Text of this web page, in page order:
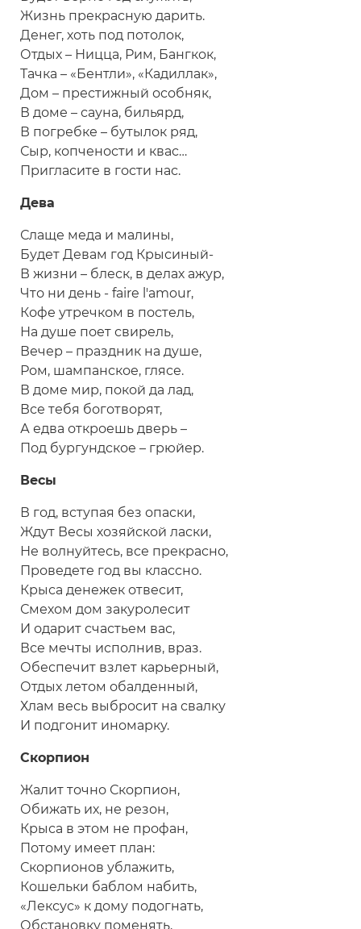
Жизнь прекрасную дарить.
Денег, хоть под потолок,
Отдых – Ницца, Рим, Бангкок,
Тачка – «Бентли», «Кадиллак»,
Дом – престижный особняк,
В доме – сауна, бильярд,
В погребке – бутылок ряд,
Сыр, копчености и квас…
Пригласите в гости нас.
Дева
Слаще меда и малины,
Будет Девам год Крысиный-
В жизни – блеск, в делах ажур,
Что ни день - faire l'amour,
Кофе утречком в постель,
На душе поет свирель,
Вечер – праздник на душе,
Ром, шампанское, глясе.
В доме мир, покой да лад,
Все тебя боготворят,
А едва откроешь дверь –
Под бургундское – грюйер.
Весы
В год, вступая без опаски,
Ждут Весы хозяйской ласки,
Не волнуйтесь, все прекрасно,
Проведете год вы классно.
Крыса денежек отвесит,
Смехом дом закуролесит
И одарит счастьем вас,
Все мечты исполнив, враз.
Обеспечит взлет карьерный,
Отдых летом обалденный,
Хлам весь выбросит на свалку
И подгонит иномарку.
Скорпион
Жалит точно Скорпион,
Обижать их, не резон,
Крыса в этом не профан,
Потому имеет план:
Скорпионов ублажить,
Кошельки баблом набить,
«Лексус» к дому подогнать,
Обстановку поменять,